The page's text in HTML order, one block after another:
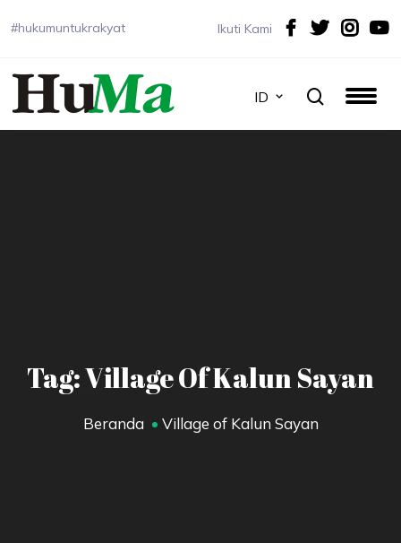
#hukumuntukrakyat Ikuti Kami
ID
Tag: Village Of Kalun Sayan
Beranda Village of Kalun Sayan